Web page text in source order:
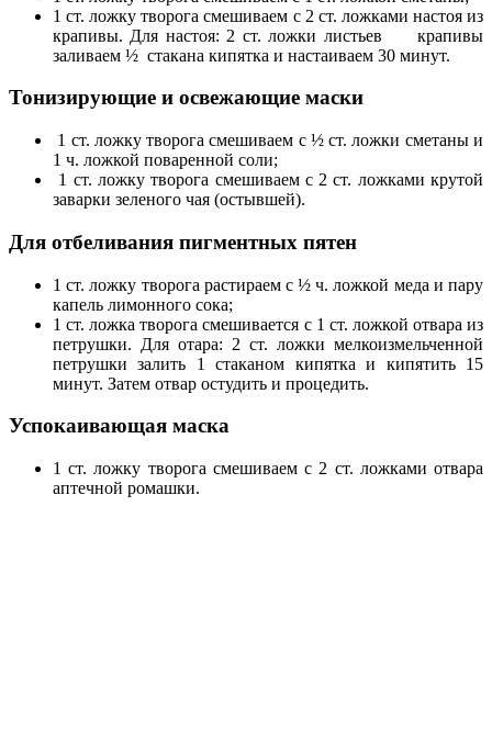
1 ст. ложку творога смешиваем с 2 ст. ложками настоя из
крапивы. Для настоя: 2 ст. ложки листьев крапивы
заливаем ½ стакана кипятка и настаиваем 30 минут.
Тонизирующие и освежающие маски
1 ст. ложку творога смешиваем с ½ ст. ложки сметаны и
1 ч. ложкой поваренной соли;
1 ст. ложку творога смешиваем с 2 ст. ложками крутой
заварки зеленого чая (остывшей).
Для отбеливания пигментных пятен
1 ст. ложку творога растираем с ½ ч. ложкой меда и пару
капель лимонного сока;
1 ст. ложка творога смешивается с 1 ст. ложкой отвара из
петрушки. Для отара: 2 ст. ложки мелкоизмельченной
петрушки залить 1 стаканом кипятка и кипятить 15
минут. Затем отвар остудить и процедить.
Успокаивающая маска
1 ст. ложку творога смешиваем с 2 ст. ложками отвара
аптечной ромашки.